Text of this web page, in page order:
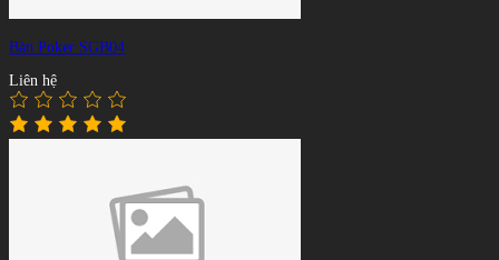
Bàn Poker SGB04
Liên hệ